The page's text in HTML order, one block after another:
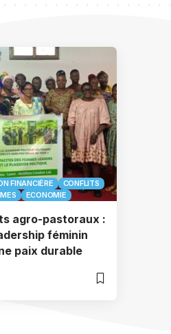
FINANCIÈRE
CONFLITS
ECONOMIE
agro-pastoraux :
féminin
paix durable